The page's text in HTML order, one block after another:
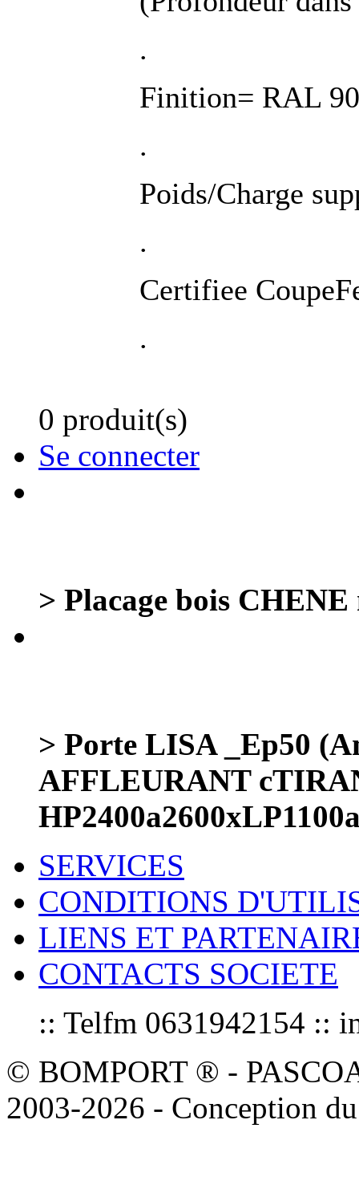
.
Finition= RAL
.
Poids/Charge
.
Certifiee
.
0 produit(s)
Se connecter
> Placage bois
> Porte LISA _Ep50
AFFLEURANT
SERVICES
CONDITIONS
LIENS ET
CONTACTS SOCIETE
:: Telfm 0631942154 ::
© BOMPORT ® -
2003-2026 - Conception